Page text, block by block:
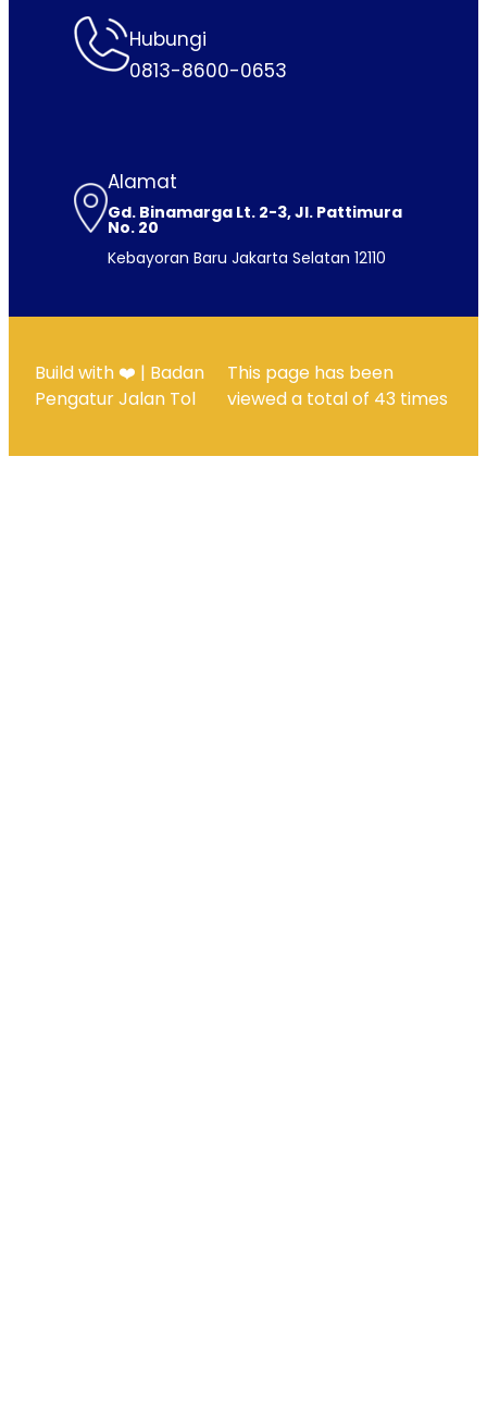
Hubungi
0813-8600-0653
Alamat
Gd. Binamarga Lt. 2-3, Jl. Pattimura
No. 20
Kebayoran Baru Jakarta Selatan 12110
Build with ❤️ | Badan
Pengatur Jalan Tol
This page has been
viewed a total of 43 times